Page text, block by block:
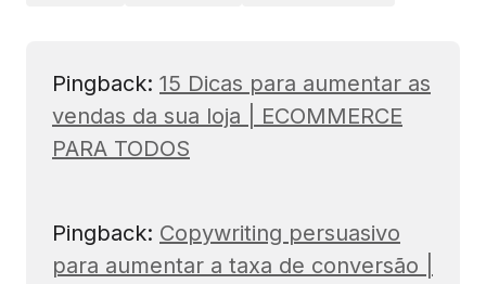
Pingback: 15 Dicas para aumentar as
vendas da sua loja | ECOMMERCE
PARA TODOS
Pingback: Copywriting persuasivo
para aumentar a taxa de conversão |